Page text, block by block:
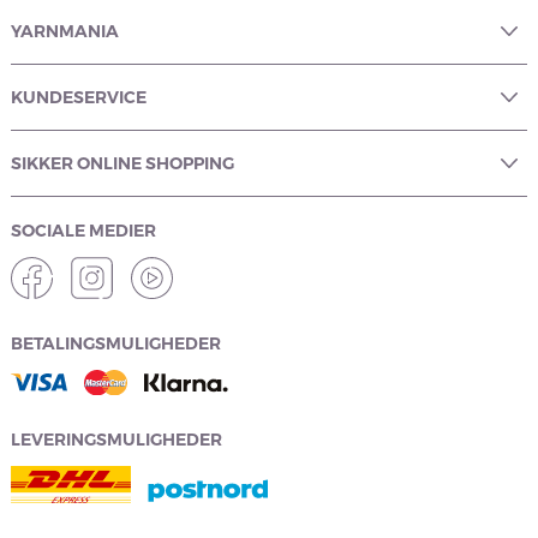
YARNMANIA
KUNDESERVICE
SIKKER ONLINE SHOPPING
SOCIALE MEDIER
BETALINGSMULIGHEDER
LEVERINGSMULIGHEDER